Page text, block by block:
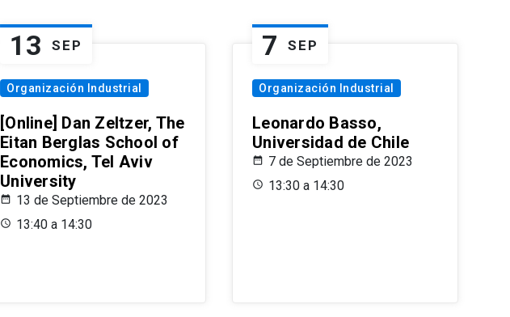
13 SEP
Organización Industrial
[Online] Dan Zeltzer, The
Eitan Berglas School of
Economics, Tel Aviv
University
13 de Septiembre de 2023
13:40 a 14:30
7 SEP
Organización Industrial
Leonardo Basso,
Universidad de Chile
7 de Septiembre de 2023
13:30 a 14:30